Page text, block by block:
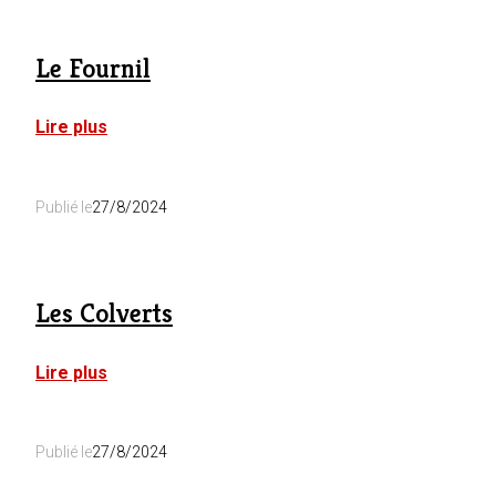
Le Fournil
Lire plus
Publié le27/8/2024
Les Colverts
Lire plus
Publié le27/8/2024